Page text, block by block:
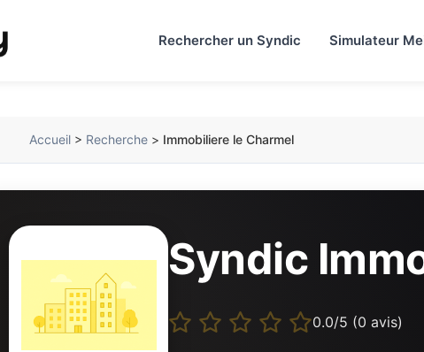
Rechercher un Syndic Simulateur
Accueil > Recherche > Immobiliere le Charmel
Syndic
0.0/5 (0 avis)